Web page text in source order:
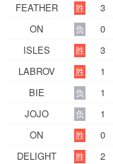
FEATHER
胜 3
ON
负 0
ISLES
胜 3
LABROV
胜 1
BIE
负 1
JOJO
负 1
ON
胜 0
DELIGHT
胜 2